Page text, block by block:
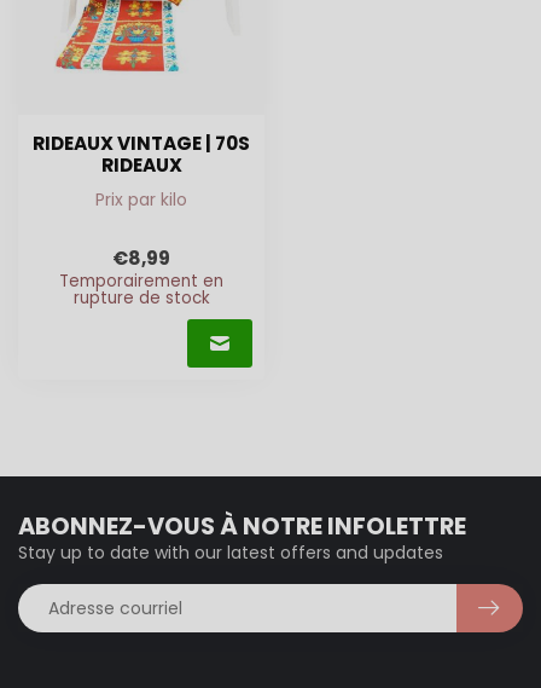
RIDEAUX VINTAGE | 70S
RIDEAUX
Prix par kilo
€8,99
Temporairement en
rupture de stock
ABONNEZ-VOUS À NOTRE INFOLETTRE
Stay up to date with our latest offers and updates